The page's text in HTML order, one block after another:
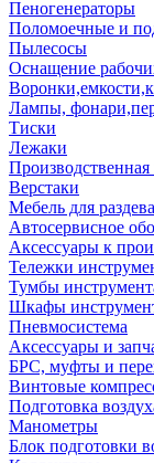
Пеногенераторы
Поломоечные и
Пылесосы
Оснащение
Лампы,
Тиски
Лежаки
Производственная
Верстаки
Мебель для
Автосервисное
Аксессуары к
Тележки
Тумбы
Шкафы
Пневмосистема
Аксессуары и
БРС, муфты и
Винтовые
Подготовка
Манометры
Блок подготовки